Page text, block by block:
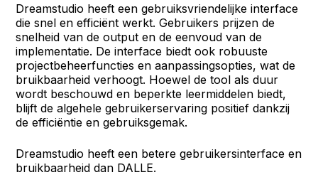
Dreamstudio heeft een gebruiksvriendelijke interface
die snel en efficiënt werkt. Gebruikers prijzen de
snelheid van de output en de eenvoud van de
implementatie. De interface biedt ook robuuste
projectbeheerfuncties en aanpassingsopties, wat de
bruikbaarheid verhoogt. Hoewel de tool als duur
wordt beschouwd en beperkte leermiddelen biedt,
blijft de algehele gebruikerservaring positief dankzij
de efficiëntie en gebruiksgemak.
Dreamstudio heeft een betere gebruikersinterface en
bruikbaarheid dan DALLE.